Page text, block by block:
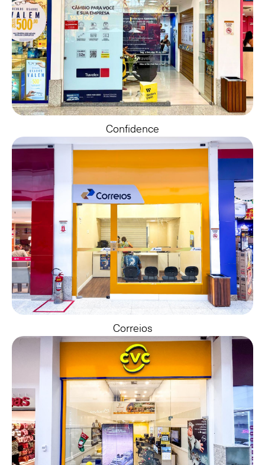
Confidence
Correios